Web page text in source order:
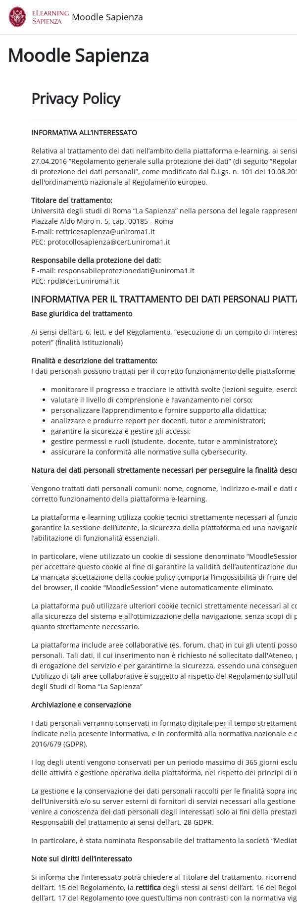
Vai al contenuto principale
Moodle Sapienza
Moodle Sapienza
Privacy Policy
INFORMATIVA ALL’INTERESSATO
Relativa al trattamento dei dati nell’ambito della piattaforma e-learning, ai
27.04.2016 “Regolamento generale sulla protezione dei dati” (di seguito
di protezione dei dati personali”, come modificato dal D.Lgs. n. 101 del
dell'ordinamento nazionale al Regolamento europeo.
Titolare del trattamento:
Università degli studi di Roma “La Sapienza” nella persona del legale
Piazzale Aldo Moro n. 5, cap. 00185 - Roma
E-mail: rettricesapienza@uniroma1.it
PEC: protocollosapienza@cert.uniroma1.it
Responsabile della protezione dei dati:
E -mail: responsabileprotezionedati@uniroma1.it
PEC: rpd@cert.uniroma1.it
INFORMATIVA PER IL TRATTAMENTO DEI DATI PERSONALI
Base giuridica del trattamento
Ai sensi dell’art. 6, lett. e del Regolamento, “esecuzione di un compito di
poteri” (finalità istituzionali)
Finalità e descrizione del trattamento:
I dati personali possono trattati per il corretto funzionamento delle
monitorare il progresso e tracciare le attività svolte (lezioni seguite,
valutare il livello di comprensione e l’avanzamento nel corso;
personalizzare l’apprendimento e fornire supporto alla didattica;
analizzare e produrre report per docenti, tutor e amministratori;
garantire la sicurezza e gestire gli accessi;
gestire permessi e ruoli (studente, docente, tutor e amministratore);
assicurare la conformità alle normative sulla cybersecurity.
Natura dei dati personali strettamente necessari per perseguire la finalità
Vengono trattati dati personali comuni: nome, cognome, indirizzo e-mail e dati
corretto funzionamento della piattaforma e-learning.
La piattaforma e-learning utilizza cookie tecnici strettamente necessari al
garantire la sessione dell’utente, la sicurezza della piattaforma ed una
l’abilitazione di funzionalità essenziali.
In particolare, viene utilizzato un cookie di sessione denominato
per accettare questo cookie al fine di garantire la validità dell’autenticazione
La mancata accettazione della cookie policy comporta l’impossibilità di fruire
del browser, il cookie “MoodleSession” viene automaticamente eliminato.
La piattaforma può utilizzare ulteriori cookie tecnici strettamente necessari al
alla sicurezza del sistema e all’ottimizzazione della navigazione, senza scopi
quanto strettamente necessario.
La piattaforma include aree collaborative (es. forum, chat) in cui gli utenti
personali. Tali dati, il cui inserimento non è richiesto né sollecitato
di erogazione del servizio e per garantirne la sicurezza, essendo una
L'utilizzo di tali aree collaborative è soggetto al rispetto del Regolamento
degli Studi di Roma “La Sapienza”
Archiviazione e conservazione
I dati personali verranno conservati in formato digitale per il tempo
indicate nella presente informativa, e in conformità alla normativa nazionale e
2016/679 (GDPR).
I log degli utenti vengono conservati per un periodo massimo di 365 giorni
delle attività e gestione operativa della piattaforma, nel rispetto dei principi di
La gestione e la conservazione dei dati personali raccolti per le finalità sopra
dell’Università e/o su server esterni di fornitori di servizi necessari alla
venire a conoscenza dei dati personali degli interessati solo ai fini della
Responsabili del trattamento ai sensi dell’art. 28 GDPR.
In particolare, è stata nominata Responsabile del trattamento la società
Note sui diritti dell’interessato
Si informa che l’interessato potrà chiedere al Titolare del trattamento,
dell’art. 15 del Regolamento, la rettificadegli stessi ai sensi dell’art. 16 del
dell’art. 17 del Regolamento (ove quest’ultima non contrasti con la normativa